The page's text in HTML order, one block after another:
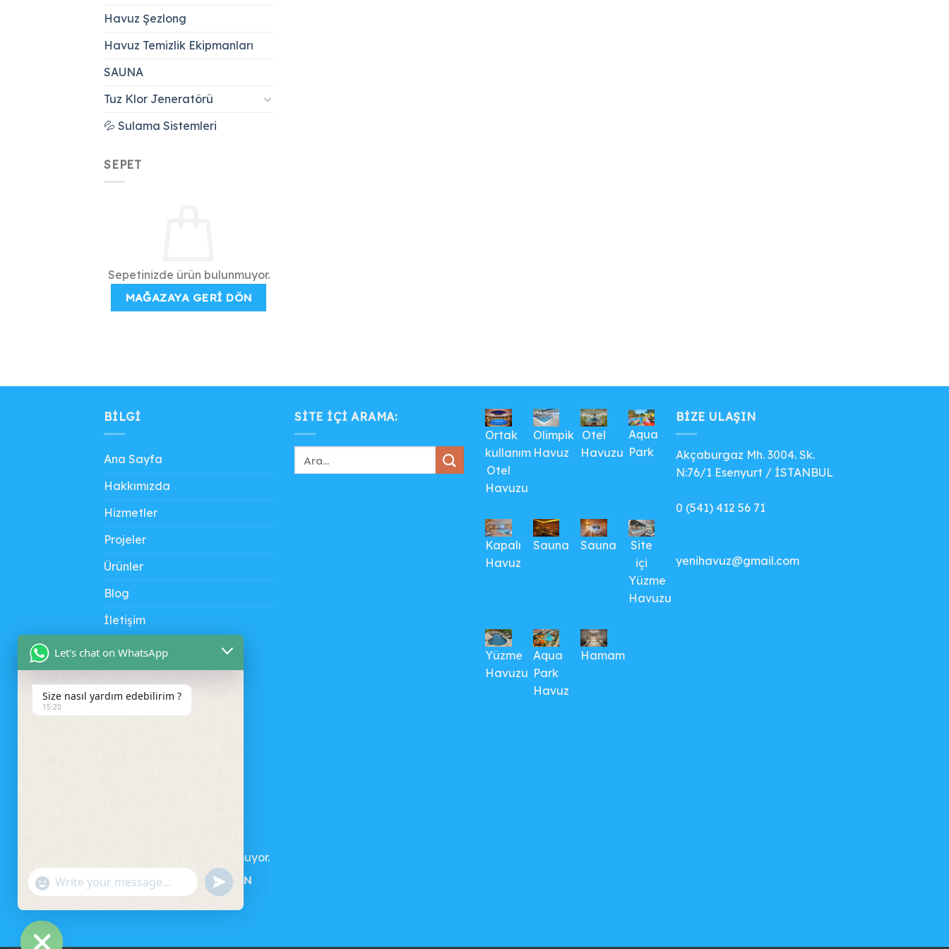
Havuz Şezlong
Havuz Temizlik Ekipmanları
SAUNA
Tuz Klor Jeneratörü
💦 Sulama Sistemleri
SEPET
Sepetinizde ürün bulunmuyor.
MAĞAZAYA GERI DÖN
BILGI
Ana Sayfa
Hakkımızda
Hizmetler
Projeler
Ürünler
Blog
İletişim
SITE IÇI ARAMA:
Ortak
kullanım
Otel
Havuzu
Olimpik
Havuz
Otel
Havuzu
Aqua
Park
Kapalı
Havuz
Sauna Sauna
Site
içi
Yüzme
Havuzu
Yüzme
Havuzu
Aqua
Park
Havuz
Hamam
BIZE ULAŞIN
Akçaburgaz Mh. 3004. Sk.
N:76/1 Esenyurt / İSTANBUL
0 (541) 412 56 71
yenihavuz@gmail.com
Sepetinizde ürün bulunmuyor.
MAĞAZAYA GERI DÖN
Let's chat on WhatsApp
Size nasıl yardım edebilirim ?
15:20
"+CHATY_SETTINGS.LANG.EMOJI_PICKER+"
WhatsApp
UNDEFINED